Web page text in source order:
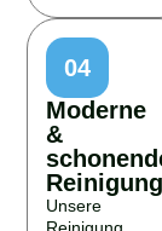
04
Moderne
&
Unsere